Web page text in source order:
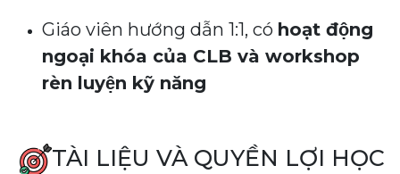
Giáo viên hướng dẫn 1:1, có hoạt động
ngoại khóa của CLB và workshop
rèn luyện kỹ năng
TÀI LIỆU VÀ QUYỀN LỢI HỌC